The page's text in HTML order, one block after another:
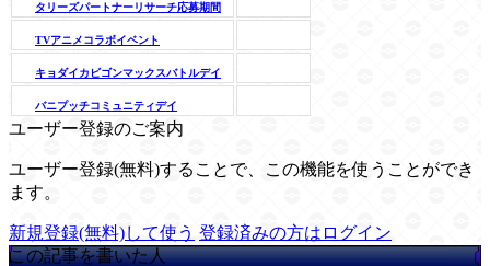
タリーズパートナーリサーチ応募期間
TVアニメコラボイベント
キョダイカビゴンマックスバトルデイ
バニプッチコミュニティデイ
ユーザー登録のご案内
ユーザー登録(無料)することで、この機能を使うことができ
ます。
新規登録(無料)して使う 登録済みの方はログイン
この記事を書いた人